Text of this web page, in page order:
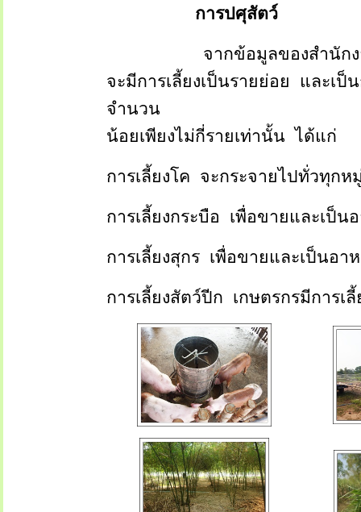
การปศุสัตว์
จากข้อมูลของสำนัก
จะมีการเลี้ยงเป็นรายย่อย และเป็
จำนวน
น้อยเพียงไม่กี่รายเท่านั้น ได้แก่
การเลี้ยงโค จะกระจายไปทั่วทุกห
การเลี้ยงกระบือ เพื่อขายและเป็น
การเลี้ยงสุกร เพื่อขายและเป็นอา
การเลี้ยงสัตว์ปีก เกษตรกรมีการเ